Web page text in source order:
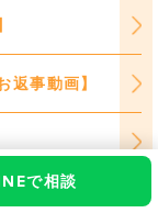
事動画】
で相談